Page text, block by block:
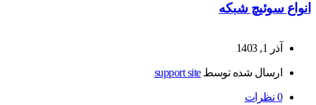
انواع سوئیچ شبکه
آذر 1, 1403
ارسال شده توسطsupport site
0 نظرات